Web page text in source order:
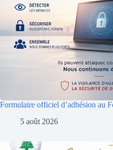
Formulaire officiel d’adhésion au
5 août 2026